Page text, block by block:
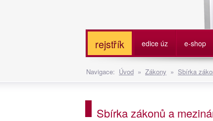
rejstřík edice úz e-shop
Navigace: Úvod » Zákony » Sbírka
Sbírka zákonů a